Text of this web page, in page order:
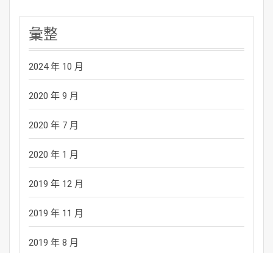
彙整
2024 年 10 月
2020 年 9 月
2020 年 7 月
2020 年 1 月
2019 年 12 月
2019 年 11 月
2019 年 8 月